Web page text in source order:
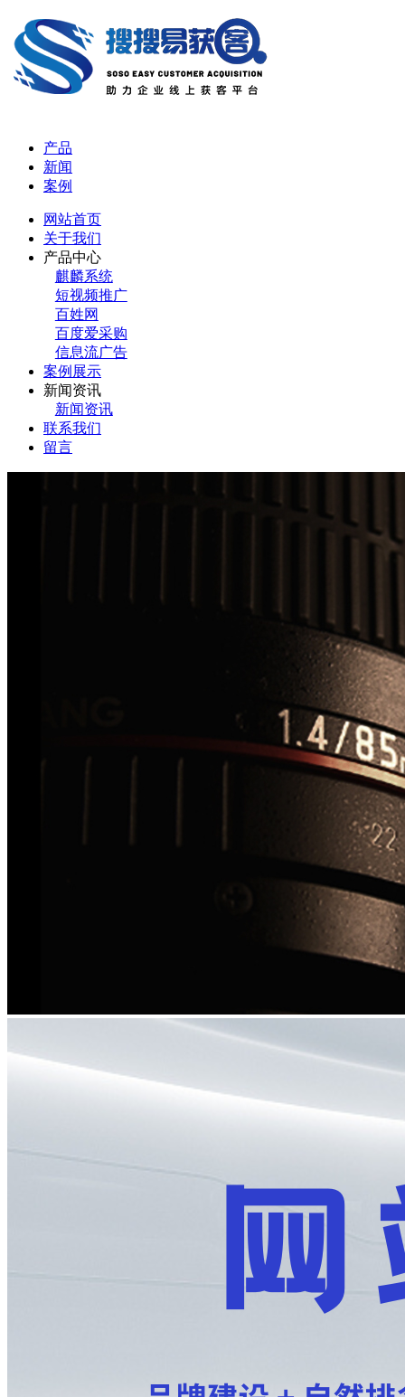
产品
新闻
案例
网站首页
关于我们
产品中心
麒麟系统
短视频推广
百姓网
百度爱采购
信息流广告
案例展示
新闻资讯
新闻资讯
联系我们
留言